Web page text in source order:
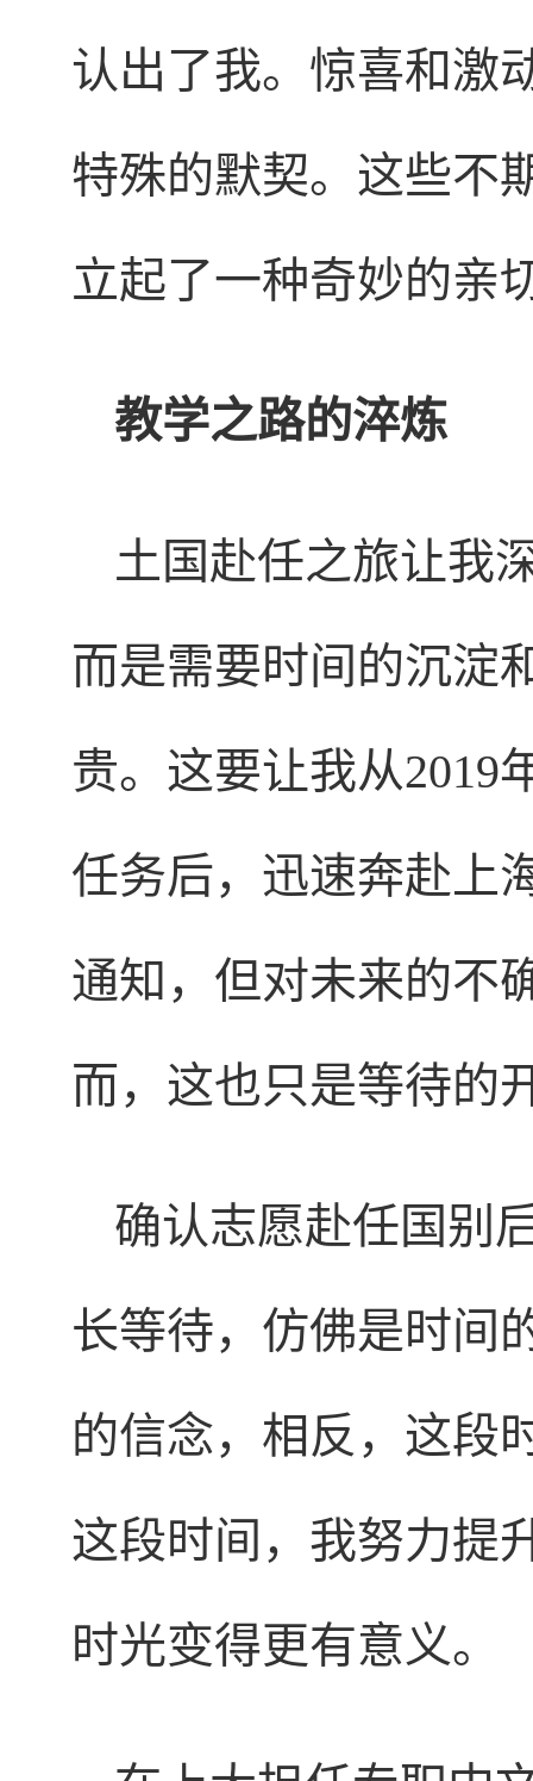
认出了我。惊喜和激
特殊的默契。这些不
立起了一种奇妙的亲
教学之路的淬炼
土国赴任之旅让我
而是需要时间的沉淀
贵。这要让我从2019
任务后，迅速奔赴上
通知，但对未来的不
而，这也只是等待的
确认志愿赴任国别
长等待，仿佛是时间
的信念，相反，这段
这段时间，我努力提
时光变得更有意义。